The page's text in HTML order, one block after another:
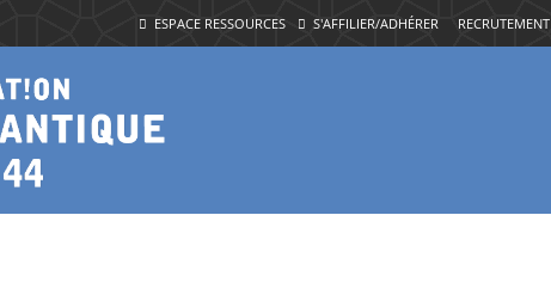
ESPACE RESSOURCES S'AFFILIER/ADHÉRER RECRUTEMENT